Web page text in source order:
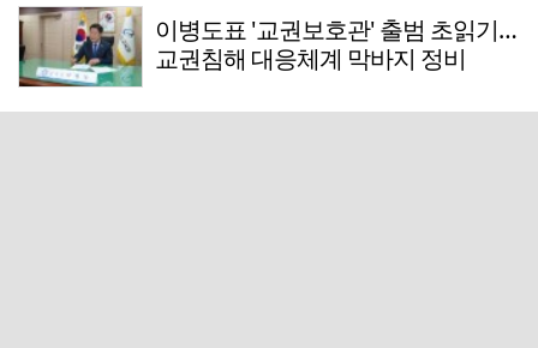
이병도표 '교권보호관' 출범 초읽기…
교권침해 대응체계 막바지 정비